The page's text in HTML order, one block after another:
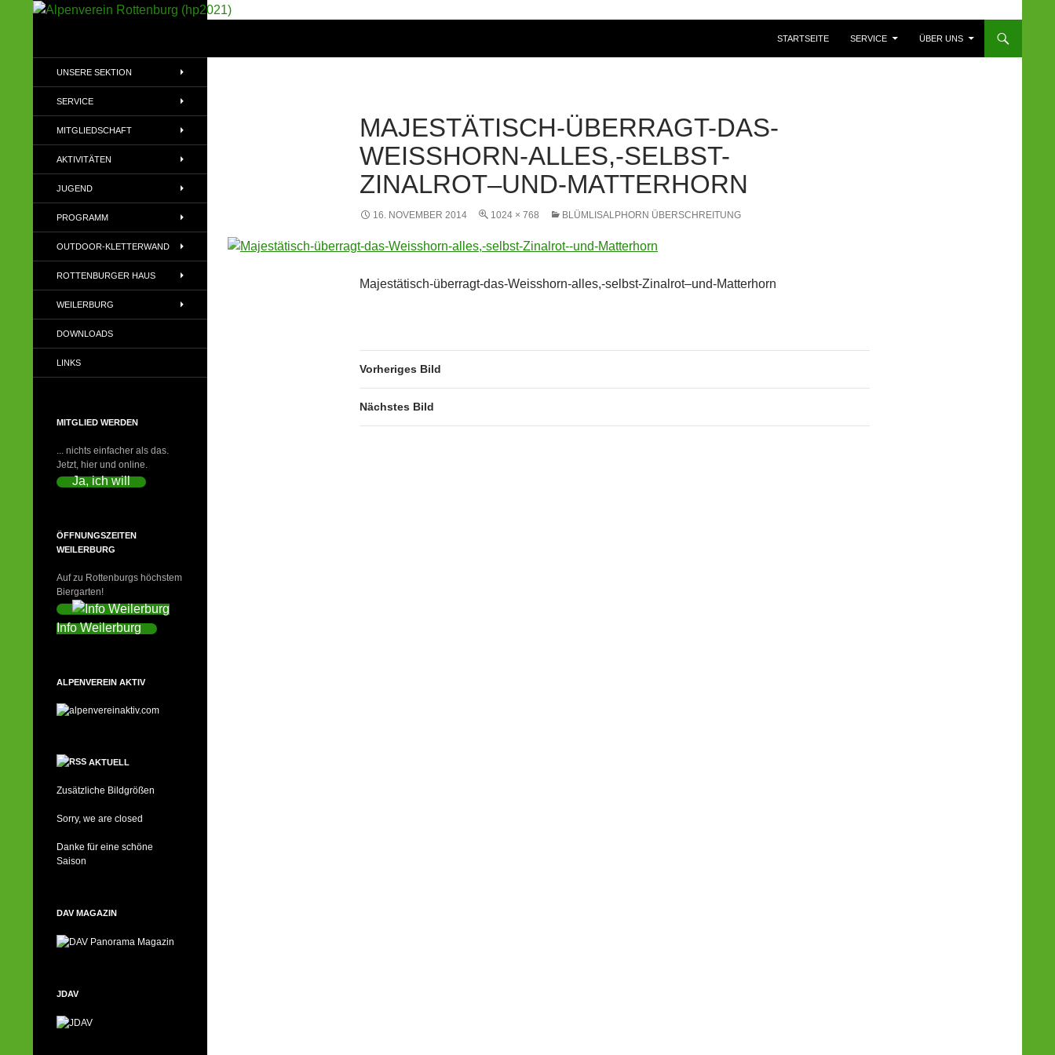
STARTSEITE
SERVICE ÜBER UNS
MAJESTÄTISCH-ÜBERRAGT-DAS-
WEISSHORN-ALLES,-SELBST-
ZINALROT–UND-MATTERHORN
16. NOVEMBER 2014 1024 × 768 BLÜMLISALPHORN ÜBERSCHREITUNG
Majestätisch-überragt-das-Weisshorn-alles,-selbst-Zinalrot–und-Matterhorn
Vorheriges Bild
Nächstes Bild
(DAV)
UNSERE SEKTION
SERVICE
MITGLIEDSCHAFT
AKTIVITÄTEN
JUGEND
PROGRAMM
OUTDOOR-KLETTERWAND
ROTTENBURGER HAUS
WEILERBURG
DOWNLOADS
LINKS
MITGLIED WERDEN
... nichts einfacher als das.
Jetzt, hier und online.
Ja, ich will
ÖFFNUNGSZEITEN
WEILERBURG
Auf zu Rottenburgs höchstem
Biergarten!
Info Weilerburg
ALPENVEREIN AKTIV
AKTUELL
Zusätzliche Bildgrößen
Sorry, we are closed
Danke für eine schöne
Saison
DAV MAGAZIN
JDAV